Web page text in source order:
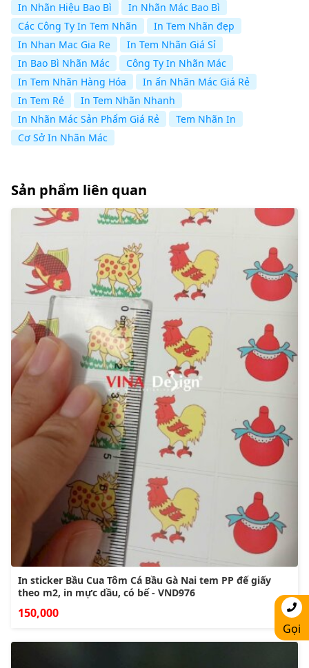
In Nhãn Hiệu Bao Bì
In Nhãn Mác Bao Bì
Các Công Ty In Tem Nhãn
In Tem Nhãn đẹp
In Nhan Mac Gia Re
In Tem Nhãn Giá Sỉ
In Bao Bì Nhãn Mác
Công Ty In Nhãn Mác
In Tem Nhãn Hàng Hóa
In ấn Nhãn Mác Giá Rẻ
In Tem Rẻ
In Tem Nhãn Nhanh
In Nhãn Mác Sản Phẩm Giá Rẻ
Tem Nhãn In
Cơ Sở In Nhãn Mác
Sản phẩm liên quan
In sticker Bầu Cua Tôm Cá Bầu Gà Nai tem PP đế giấy
theo m2, in mực dầu, có bế - VND976
150,000
Gọi